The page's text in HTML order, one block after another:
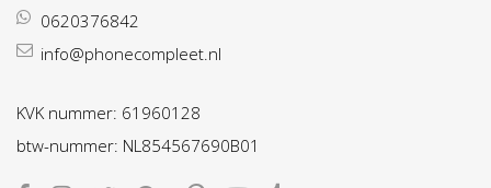
0620376842
info@phonecompleet.nl
KVK nummer: 61960128
btw-nummer: NL854567690B01